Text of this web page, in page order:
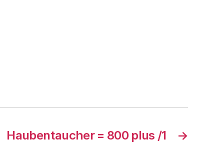
→
Haubentaucher = 800 plus /1